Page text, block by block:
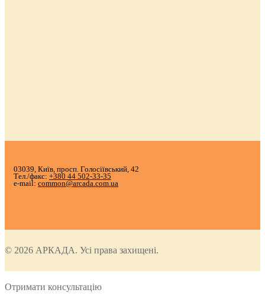
03039, Київ, просп. Голосіївський, 42
Тел./факс: +380 44 502-33-35
e-mail: common@arcada.com.ua
© 2026 АРКАДА. Усі права захищені.
Отримати консультацію